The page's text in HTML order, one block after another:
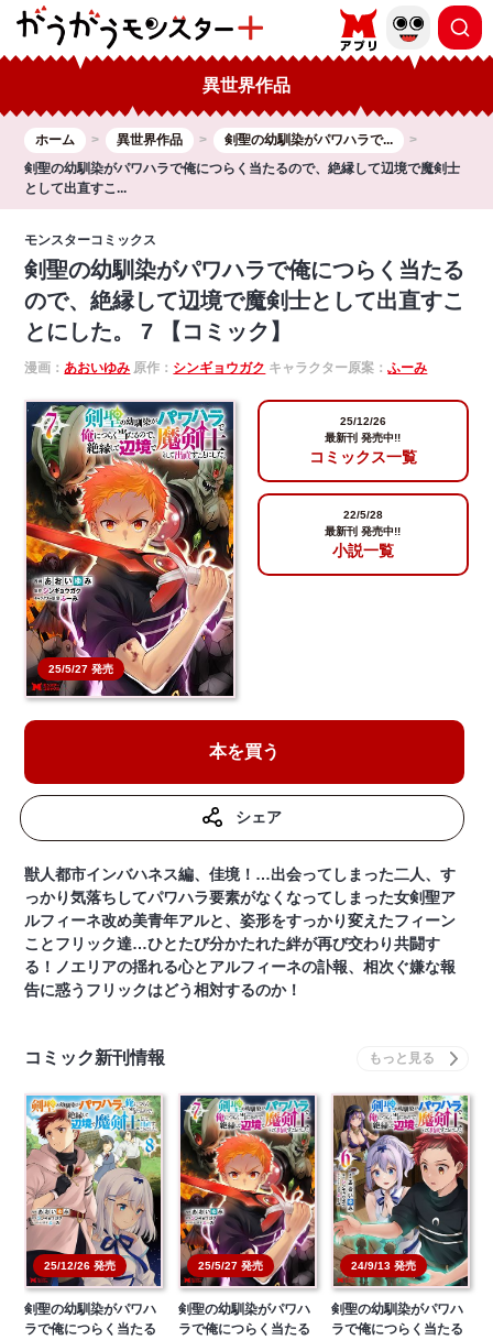
異世界作品
ホーム 異世界作品
剣聖の幼馴染がパワハラで...
剣聖の幼馴染がパワハラで俺につらく当たるので、絶縁して辺境で魔剣士
として出直すこ...
モンスターコミックス
剣聖の幼馴染がパワハラで俺につらく当たる
ので、絶縁して辺境で魔剣士として出直すこ
とにした。 7 【コミック】
漫画：あおいゆみ 原作： シンギョウガク キャラクター原案：ふーみ
25/5/27 発売
25/12/26
最新刊 発売中!!
コミックス一覧
22/5/28
最新刊 発売中!!
小説一覧
本を買う
シェア
獣人都市インバハネス編、佳境！…出会ってしまった二人、す
っかり気落ちしてパワハラ要素がなくなってしまった女剣聖ア
ルフィーネ改め美青年アルと、姿形をすっかり変えたフィーン
ことフリック達…ひとたび分かたれた絆が再び交わり共闘す
る！ノエリアの揺れる心とアルフィーネの訃報、相次ぐ嫌な報
告に惑うフリックはどう相対するのか！
コミック新刊情報
25/12/26 発売
剣聖の幼馴染がパワハ
ラで俺につらく当たる
25/5/27 発売
剣聖の幼馴染がパワハ
ラで俺につらく当たる
24/9/13 発売
剣聖の幼馴染がパワハ
ラで俺につらく当たる